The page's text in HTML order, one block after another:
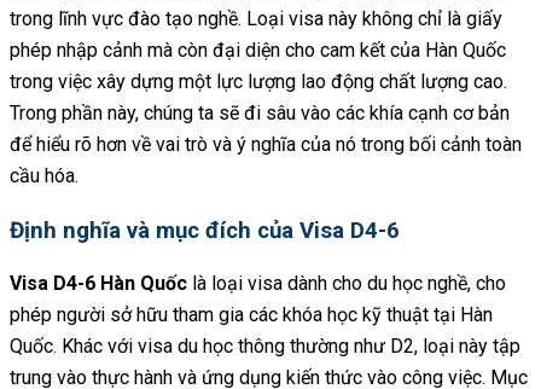
trong lĩnh vực đào tạo nghề. Loại visa này không chỉ là giấy
phép nhập cảnh mà còn đại diện cho cam kết của Hàn Quốc
trong việc xây dựng một lực lượng lao động chất lượng cao.
Trong phần này, chúng ta sẽ đi sâu vào các khía cạnh cơ bản
để hiểu rõ hơn về vai trò và ý nghĩa của nó trong bối cảnh toàn
cầu hóa.
Định nghĩa và mục đích của Visa D4-6
Visa D4-6 Hàn Quốc là loại visa dành cho du học nghề, cho
phép người sở hữu tham gia các khóa học kỹ thuật tại Hàn
Quốc. Khác với visa du học thông thường như D2, loại này tập
trung vào thực hành và ứng dụng kiến thức vào công việc. Mục